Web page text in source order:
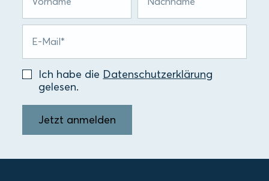
Ich habe die Datenschutzerklärung
gelesen.
Jetzt anmelden